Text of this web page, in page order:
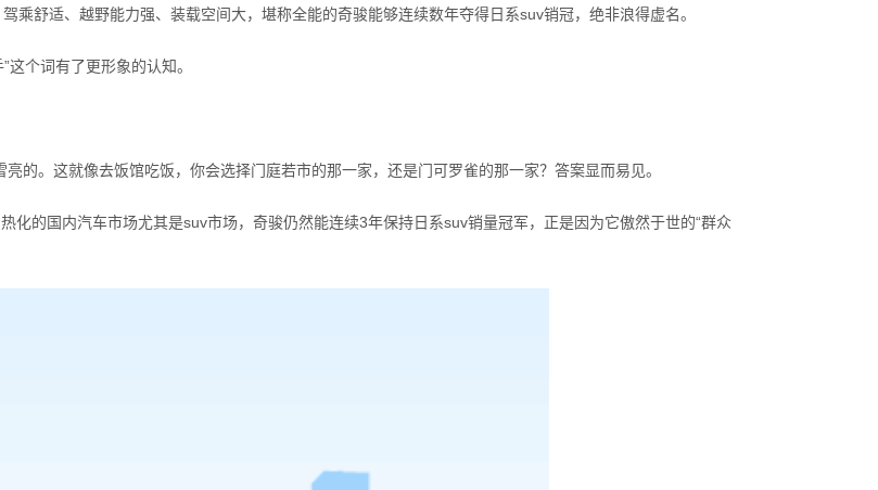
乘舒适、越野能力强、装载空间大，堪称全能的奇骏能够连续数年夺得日系suv销冠，绝非浪得虚名。
这个词有了更形象的认知。
的。这就像去饭馆吃饭，你会选择门庭若市的那一家，还是门可罗雀的那一家？答案显而易见。
化的国内汽车市场尤其是suv市场，奇骏仍然能连续3年保持日系suv销量冠军，正是因为它傲然于世的“群众